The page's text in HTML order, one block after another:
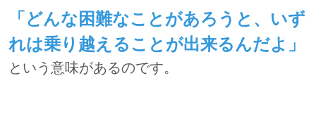
「どんな困難なことがあろうと、いず
れは乗り越えることが出来るんだよ」
という意味があるのです。